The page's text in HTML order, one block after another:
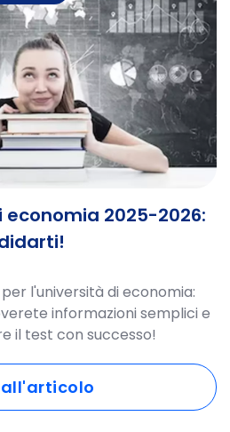
2025-2026:
l'università di economia:
informazioni semplici e
il test con successo!